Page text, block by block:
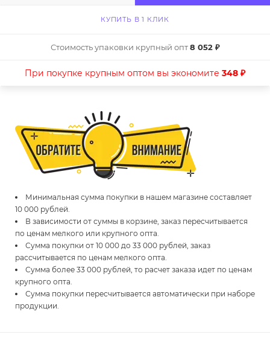
КУПИТЬ В 1 КЛИК
Стоимость упаковки крупный опт8 052 ₽
При покупке крупным оптом вы экономите 348 ₽
Минимальная сумма покупки в нашем магазине составляет
10 000 рублей.
В зависимости от суммы в корзине, заказ пересчитывается
по ценам мелкого или крупного опта.
Сумма покупки от 10 000 до 33 000 рублей, заказ
рассчитывается по ценам мелкого опта.
Сумма более 33 000 рублей, то расчет заказа идет по ценам
крупного опта.
Сумма покупки пересчитывается автоматически при наборе
продукции.